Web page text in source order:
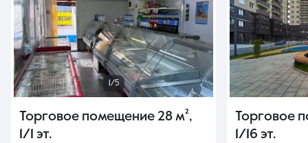
1/5
Торговое помещение 28 м²,
1/1 эт.
Торговое
1/16 эт.